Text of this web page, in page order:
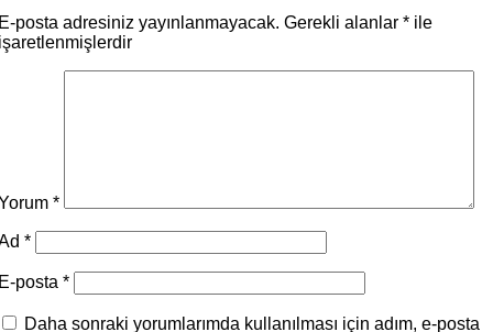
posta adresiniz yayınlanmayacak. Gerekli alanlar * ile
*
*
posta *
Daha sonraki yorumlarımda kullanılması için adım, e-posta